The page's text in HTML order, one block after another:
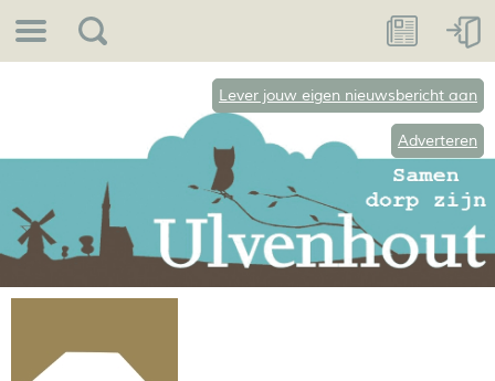
Lever jouw eigen nieuwsbericht aan
Adverteren